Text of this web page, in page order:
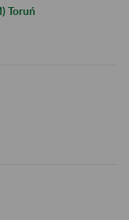
Toruń